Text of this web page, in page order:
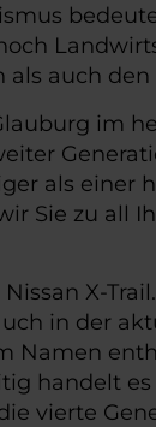
auch
im
als
Sie zu all
X-
in der
handelt
vierte